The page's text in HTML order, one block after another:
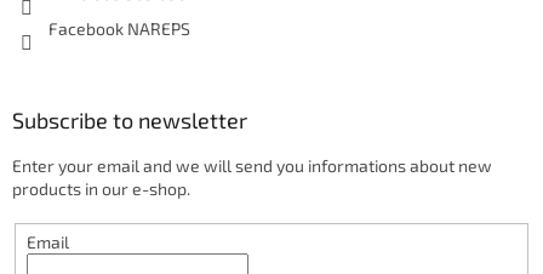
Facebook NAREPS
Subscribe to newsletter
Enter your email and we will send you informations about new
products in our e-shop.
Email